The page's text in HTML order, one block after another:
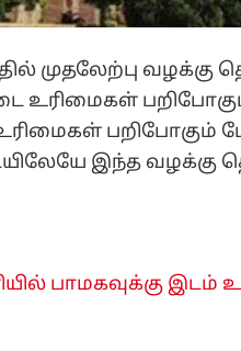
முதலேற்பு வழக்கு
உரிமைகள்
பறிபோகும்
இந்த வழக்கு
பாமகவுக்கு இடம்